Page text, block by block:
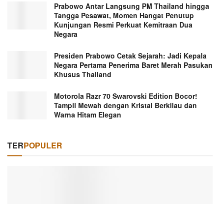
Prabowo Antar Langsung PM Thailand hingga
Tangga Pesawat, Momen Hangat Penutup
Kunjungan Resmi Perkuat Kemitraan Dua
Negara
Presiden Prabowo Cetak Sejarah: Jadi Kepala
Negara Pertama Penerima Baret Merah Pasukan
Khusus Thailand
Motorola Razr 70 Swarovski Edition Bocor!
Tampil Mewah dengan Kristal Berkilau dan
Warna Hitam Elegan
TERPOPULER